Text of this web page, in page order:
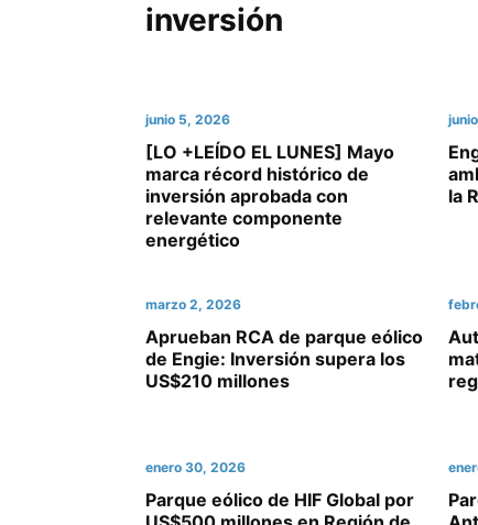
inversión
junio 5, 2026
[LO +LEÍDO EL LUNES] Mayo
marca récord histórico de
inversión aprobada con
relevante componente
energético
la
marzo 2, 2026
Aprueban RCA de parque eólico
de Engie: Inversión supera los
US$210 millones
enero 30, 2026
Parque eólico de HIF Global por